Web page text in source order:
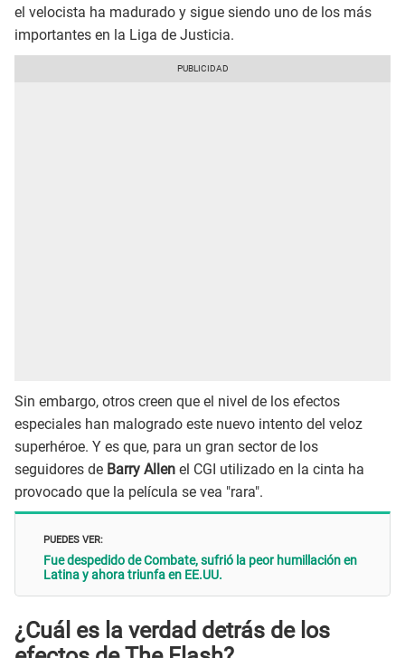
el velocista ha madurado y sigue siendo uno de los más
importantes en la Liga de Justicia.
Sin embargo, otros creen que el nivel de los efectos
especiales han malogrado este nuevo intento del veloz
superhéroe. Y es que, para un gran sector de los
seguidores de Barry Allen el CGI utilizado en la cinta ha
provocado que la película se vea "rara".
PUEDES VER:
Fue despedido de Combate, sufrió la peor humillación en
Latina y ahora triunfa en EE.UU.
¿Cuál es la verdad detrás de los